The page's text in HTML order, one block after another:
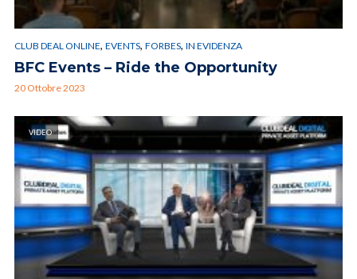
CLUB DEAL ONLINE, EVENTS, FORBES, IN EVIDENZA
BFC Events – Ride the Opportunity
20 Ottobre 2023
VIDEO